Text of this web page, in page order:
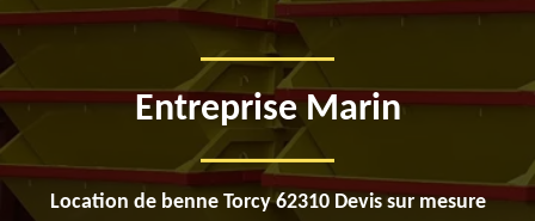
Entreprise Marin
Location de benne Torcy 62310 Devis sur mesure